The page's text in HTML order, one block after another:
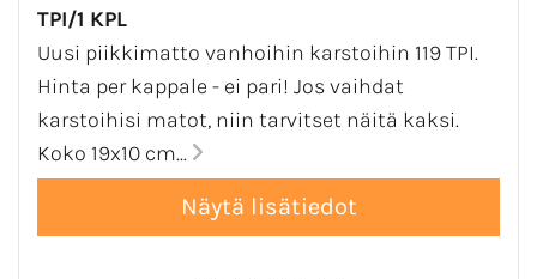
TPI/1 KPL
Uusi piikkimatto vanhoihin karstoihin 119 TPI.
Hinta per kappale - ei pari! Jos vaihdat
karstoihisi matot, niin tarvitset näitä kaksi.
Koko 19x10 cm...